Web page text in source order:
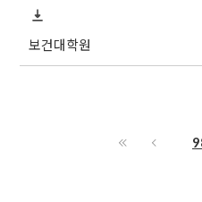
보건대학원